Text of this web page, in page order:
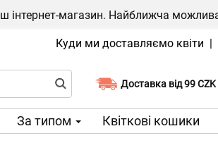
магазин. Найближча
Куди ми доставляємо квіти |
Доставка від 99 CZK
Виберіть дату
За типом Квіткові кошики